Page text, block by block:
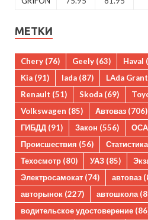
МЕТКИ
Chery (76) Geely (63) Haval
Kia (91) lada (87) LAda
Renault (51) Skoda (69)
Volkswagen (85) Автоваз (706)
ГИБДД (91) Закон (556)
Происшествия (56)
Техосмотр (80) УАЗ (85)
Электросамокат (74) автоваз
авторынок (227) автошкола
водительское удостоверение